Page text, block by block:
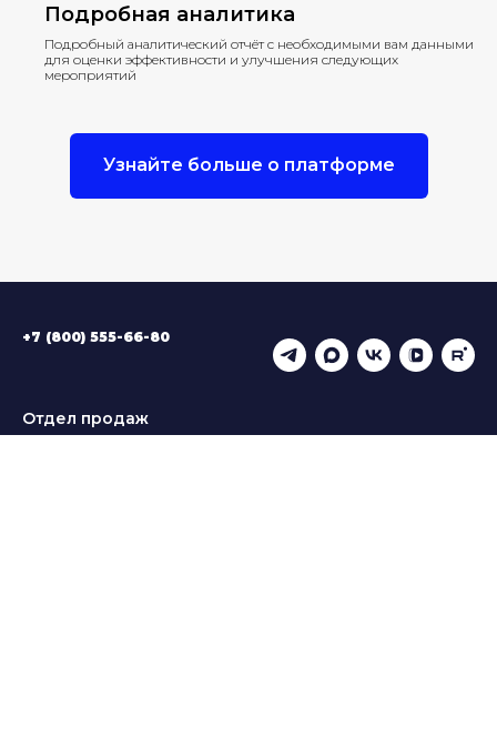
Подробная аналитика
Подробный аналитический отчёт с необходимыми вам данными
для оценки эффективности и улучшения следующих
мероприятий
Узнайте больше о платформе
+7 (800) 555-66-80
Отдел продаж